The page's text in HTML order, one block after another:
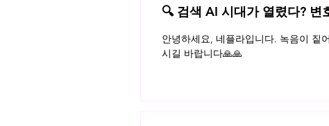
🔍 검색 AI 시대가 열렸다?
플라 법률레터
안녕하세요, 네플라입니다. 녹음이 짙
시길 바랍니다🙏🙏